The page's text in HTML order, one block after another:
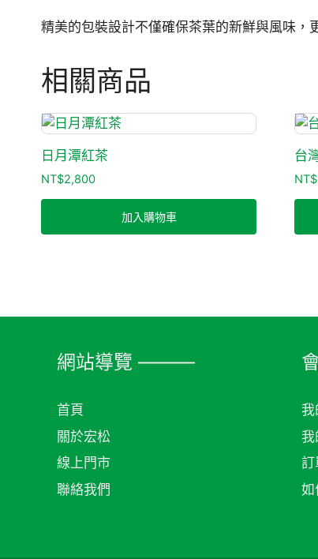
精美的包裝設計不僅確保茶葉的新鮮與風味，
相關商品
日月潭紅茶
NT$2,800
加入購物車
台
NT$
網站導覽 ———
首頁
關於宏松
線上門市
聯絡我們
我
我
訂
如